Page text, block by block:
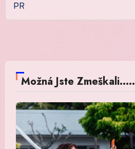
PR
Možná Jste Zmeškali.....